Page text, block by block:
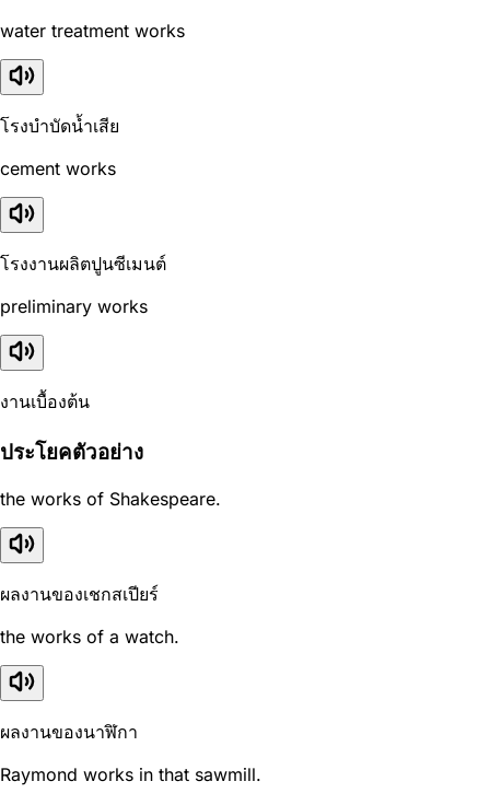
water treatment works
โรงบำบัดน้ำเสีย
cement works
โรงงานผลิตปูนซีเมนต์
preliminary works
งานเบื้องต้น
ประโยคตัวอย่าง
the works of Shakespeare.
ผลงานของเชกสเปียร์
the works of a watch.
ผลงานของนาฬิกา
Raymond works in that sawmill.